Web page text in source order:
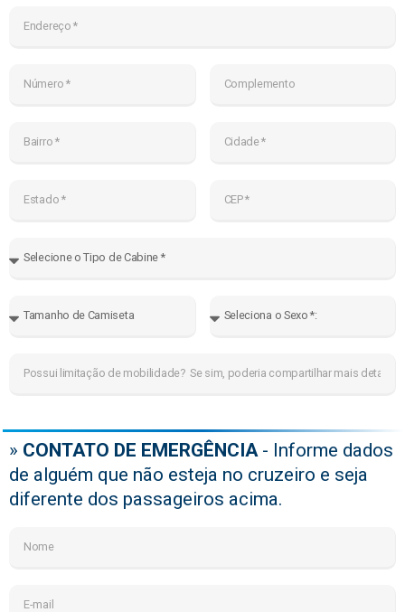
» CONTATO DE EMERGÊNCIA - Informe dados
de alguém que não esteja no cruzeiro e seja
diferente dos passageiros acima.